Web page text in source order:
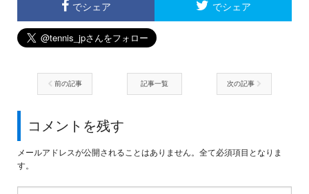
でシェア でシェア
前の記事 記事一覧 次の記事
コメントを残す
メールアドレスが公開されることはありません。全て必須項目となりま
す。